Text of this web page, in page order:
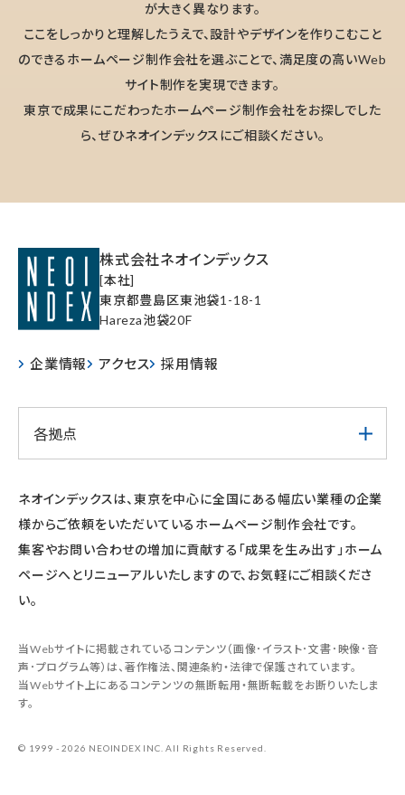
が大きく異なります。
ここをしっかりと理解したうえで、設計やデザインを作りこむこと
のできるホームページ制作会社を選ぶことで、満足度の高いWeb
サイト制作を実現できます。
東京で成果にこだわったホームページ制作会社をお探しでした
ら、ぜひネオインデックスにご相談ください。
株式会社ネオインデックス
[本社]
東京都豊島区東池袋1-18-1
Hareza池袋20F
企業情報 アクセス 採用情報
各拠点
ネオインデックスは、東京を中心に全国にある幅広い業種の企業
様からご依頼をいただいているホームページ制作会社です。
集客やお問い合わせの増加に貢献する「成果を生み出す」ホーム
ページへとリニューアルいたしますので、お気軽にご相談くださ
い。
当Webサイトに掲載されているコンテンツ（画像･イラスト･文書･映像･音
声･プログラム等）は、著作権法、関連条約・法律で保護されています。
当Webサイト上にあるコンテンツの無断転用・無断転載をお断りいたしま
す。
© 1999 - 2026 NEOINDEX INC. All Rights Reserved.